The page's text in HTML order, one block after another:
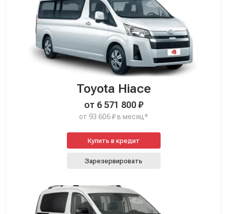
Toyota Hiace
от 6 571 800 ₽
от 93 606 ₽ в месяц*
Купить в кредит
Зарезервировать